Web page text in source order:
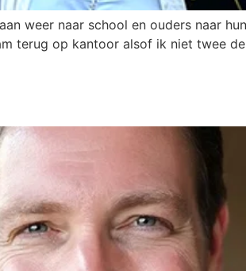
weer naar school en ouders naar
terug op kantoor alsof ik niet twee